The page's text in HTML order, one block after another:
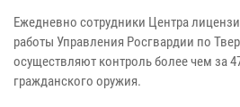
Ежедневно сотрудники Центра
работы Управления Росгвардии по
осуществляют контроль более чем за
гражданского оружия.